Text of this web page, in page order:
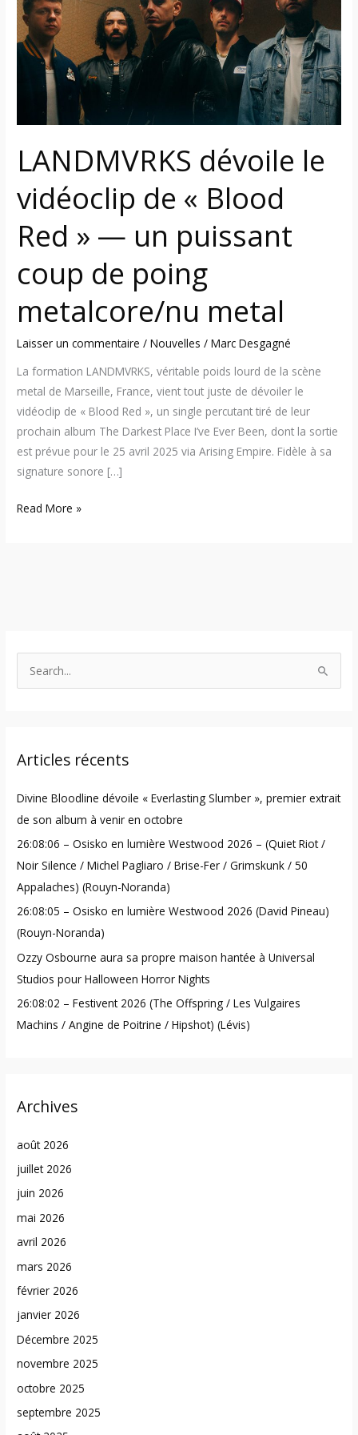
LANDMVRKS dévoile le
vidéoclip de « Blood
Red » — un puissant
coup de poing
metalcore/nu metal
Laisser un commentaire /Nouvelles /Marc Desgagné
La formation LANDMVRKS, véritable poids lourd de la scène
metal de Marseille, France, vient tout juste de dévoiler le
vidéoclip de « Blood Red », un single percutant tiré de leur
prochain album The Darkest Place I’ve Ever Been, dont la sortie
est prévue pour le 25 avril 2025 via Arising Empire. Fidèle à sa
signature sonore […]
vidéoclip
de
« Blood
Red »
puissant
de
poing
metalcore/nu
metal
Read More »
c
f
o
r
:
Articles récents
Divine Bloodline dévoile « Everlasting Slumber », premier extrait
de son album à venir en octobre
26:08:06 – Osisko en lumière Westwood 2026 – (Quiet Riot /
Noir Silence / Michel Pagliaro / Brise-Fer / Grimskunk / 50
Appalaches) (Rouyn-Noranda)
26:08:05 – Osisko en lumière Westwood 2026 (David Pineau)
(Rouyn-Noranda)
Ozzy Osbourne aura sa propre maison hantée à Universal
Studios pour Halloween Horror Nights
26:08:02 – Festivent 2026 (The Offspring / Les Vulgaires
Machins / Angine de Poitrine / Hipshot) (Lévis)
Archives
août 2026
juillet 2026
juin 2026
mai 2026
avril 2026
mars 2026
février 2026
janvier 2026
Décembre 2025
novembre 2025
octobre 2025
septembre 2025